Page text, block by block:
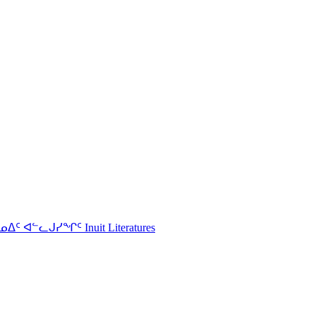
ᐊᓪᓚᒍᓯᖏᑦ Inuit Literatures